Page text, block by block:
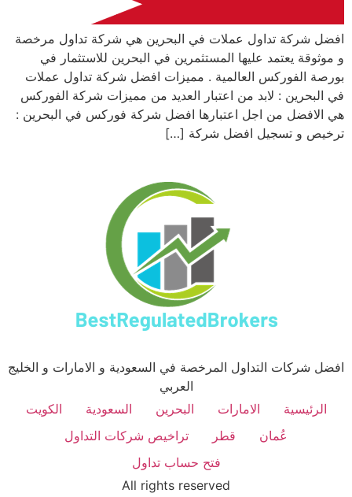
افضل شركة تداول عملات في البحرين هي شركة تداول مرخصة
و موثوقة يعتمد عليها المستثمرين في البحرين للاستثمار في
بورصة الفوركس العالمية . مميزات افضل شركة تداول عملات
في البحرين : لابد من اعتبار العديد من مميزات شركة الفوركس
هي الافضل من اجل اعتبارها افضل شركة فوركس في البحرين :
ترخيص و تسجيل افضل شركة […]
افضل شركات التداول المرخصة في السعودية و الامارات و الخليج
العربي
الرئيسية
الامارات البحرين السعودية
الكويت
عُمان
قطر
تراخيص شركات التداول
فتح حساب تداول
All rights reserved